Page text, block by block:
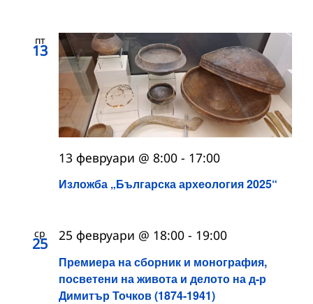
пт
13
Изложба „Българска археология 2025“
13 февруари @ 8:00 - 17:00
ср
25
Премиера на сборник и монография,
посветени на живота и делото на д-р
Димитър Точков (1874-1941)
25 февруари @ 18:00 - 19:00